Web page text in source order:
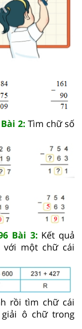
2: Tìm chữ số
Bài 3: Kết quả
một chữ cái
rồi tìm chữ cái
ô chữ trong